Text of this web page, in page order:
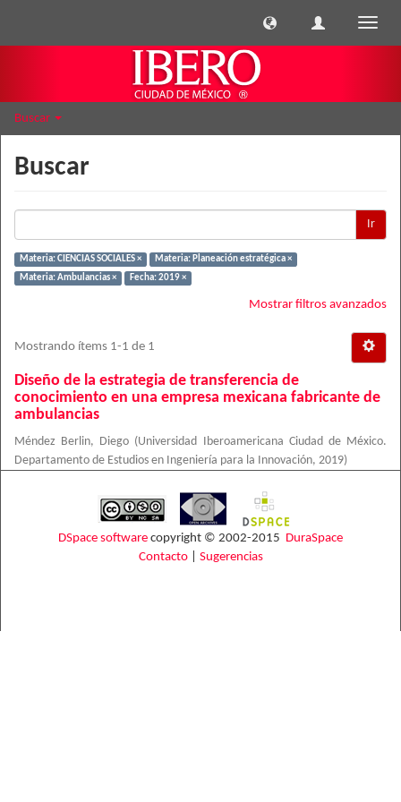
Buscar
Buscar
Ir
Materia: CIENCIAS SOCIALES ×
Materia: Planeación estratégica ×
Materia: Ambulancias ×
Fecha: 2019 ×
Mostrar filtros avanzados
Mostrando ítems 1-1 de 1
Diseño de la estrategia de transferencia de
conocimiento en una empresa mexicana fabricante de
ambulancias
Méndez Berlin, Diego (Universidad Iberoamericana Ciudad de México.
Departamento de Estudios en Ingeniería para la Innovación, 2019)
DSpace software copyright © 2002-2015 DuraSpace
Contacto| Sugerencias